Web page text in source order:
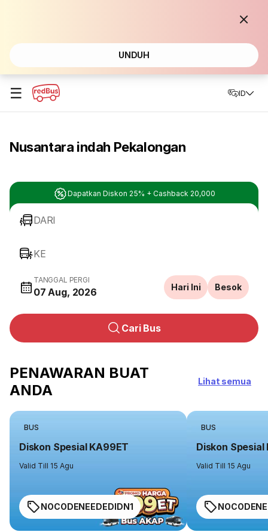
UNDUH
☰ ID
Nusantara indah Pekalongan
Dapatkan Diskon 25% + Cashback 20,000
DARI
KE
TANGGAL PERGI
07 Aug, 2026 Hari Ini Besok
Cari Bus
PENAWARAN BUAT
ANDA
Lihat semua
BUS
Diskon Spesial KA99ET
Valid Till 15 Agu
NOCODENEEDEDIDN1
BUS
Diskon Spesial
Valid Till 15 Agu